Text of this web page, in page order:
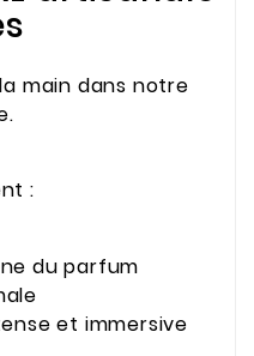
main dans notre
:
du parfum
et immersive